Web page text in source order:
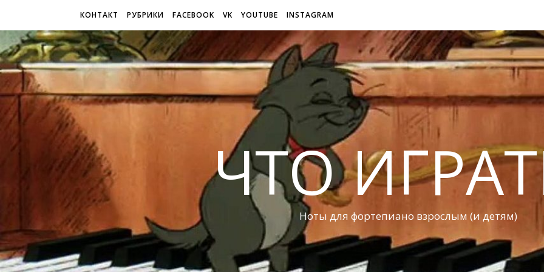
КОНТАКТ РУБРИКИ FACEBOOK VK YOUTUBE INSTAGRAM
ЧТО
Ноты для фортепиано взрослым (и детям)